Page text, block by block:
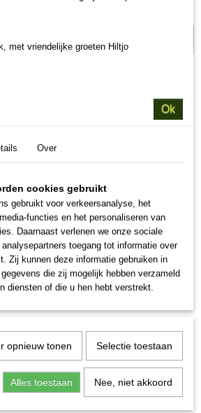
eigen voorraad
een 100% natuurlijke voeding
Voeding is geschikt voor alle ras
Van puppy tot senior honden.
vrij van gluten, granen,
met vriendelijke groeten Hiltjo
Ok
Over
cookies gebruikt
gebruikt voor verkeersanalyse, het
functies en het personaliseren van
Daarnaast verlenen we onze sociale
toegang tot informatie over
Zij kunnen deze informatie gebruiken in
die zij mogelijk hebben verzameld
diensten of die u hen hebt verstrekt.
opnieuw tonen Selectie toestaan
Alles toestaan Nee, niet akkoord